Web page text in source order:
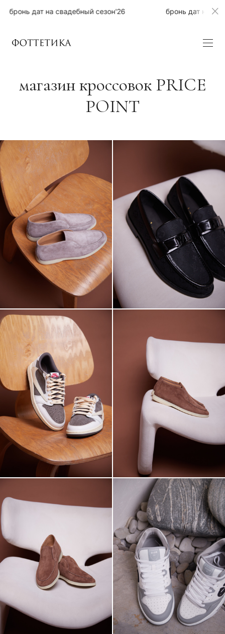
дат на свадебный сезон'26 бронь дат на
магазин кроссовок PRICE
POINT